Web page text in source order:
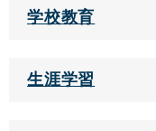
学校教育
生涯学習